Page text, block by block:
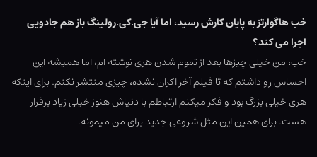
خب هاگوارتز به پایان کارش رسید، اما آیا جی.کی.رولینگ باز هم جادویی
اجرا می کند؟
خب، من خیلی چیزها بعد از تموم شدن هری نوشته ام، اما همیشه این
احساس رو داشتم که تا فیلم آخر اکران نشده، چیزی منتشر نکنم. برای اینکه
هری خیلی بزرگ بود و فکر میکنم ارتباطم با دنیاش هنوز خیلی زیاد برقرار
هست. برای همین این مثل شروعی جدید برای من میمونه.